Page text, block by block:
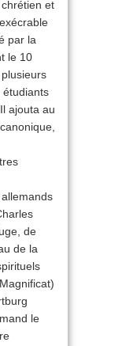
et
par la
le 10
étudiants
ajouta au
de
de la
le